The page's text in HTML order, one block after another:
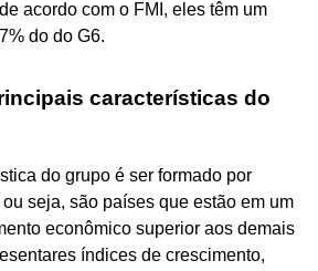
acordo com o FMI, eles têm um
do do G6.
características do
do grupo é ser formado por
seja, são países que estão em um
econômico superior aos demais
índices de crescimento,